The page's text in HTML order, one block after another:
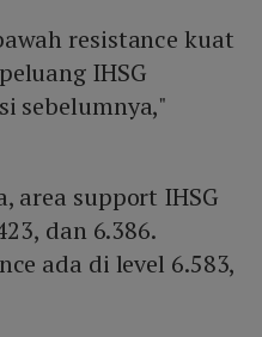
resistance kuat
IHSG
sebelumnya,"
area support IHSG
dan 6.386.
ada di level 6.583,